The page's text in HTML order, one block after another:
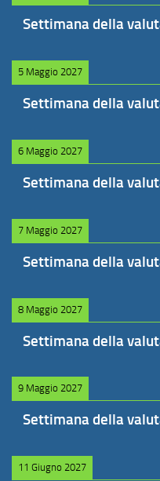
Settimana della
5 Maggio 2027
Settimana della
6 Maggio 2027
Settimana della
7 Maggio 2027
Settimana della
8 Maggio 2027
Settimana della
9 Maggio 2027
Settimana della
11 Giugno 2027